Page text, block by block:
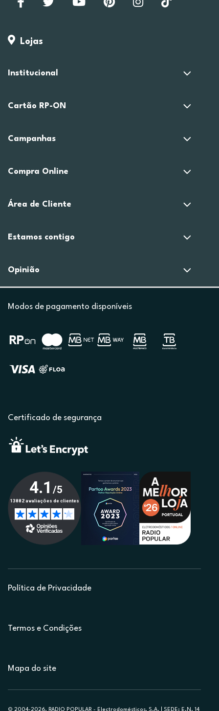
Lojas
Institucional
Cartão RP-ON
Campanhas
Compra Online
Área de Cliente
Estamos contigo
Opinião
Modos de pagamento disponíveis
Certificado de segurança
Política de Privacidade
Termos e Condições
Mapa do site
© 2004-2026, RADIO POPULAR - Electrodomésticos, S.A. | SEDE: E.N. 14